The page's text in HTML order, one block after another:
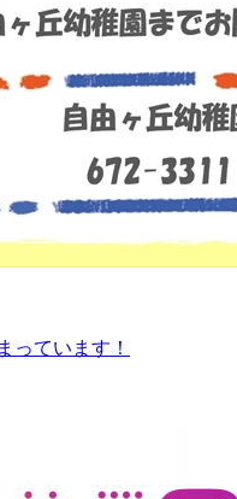
ています！